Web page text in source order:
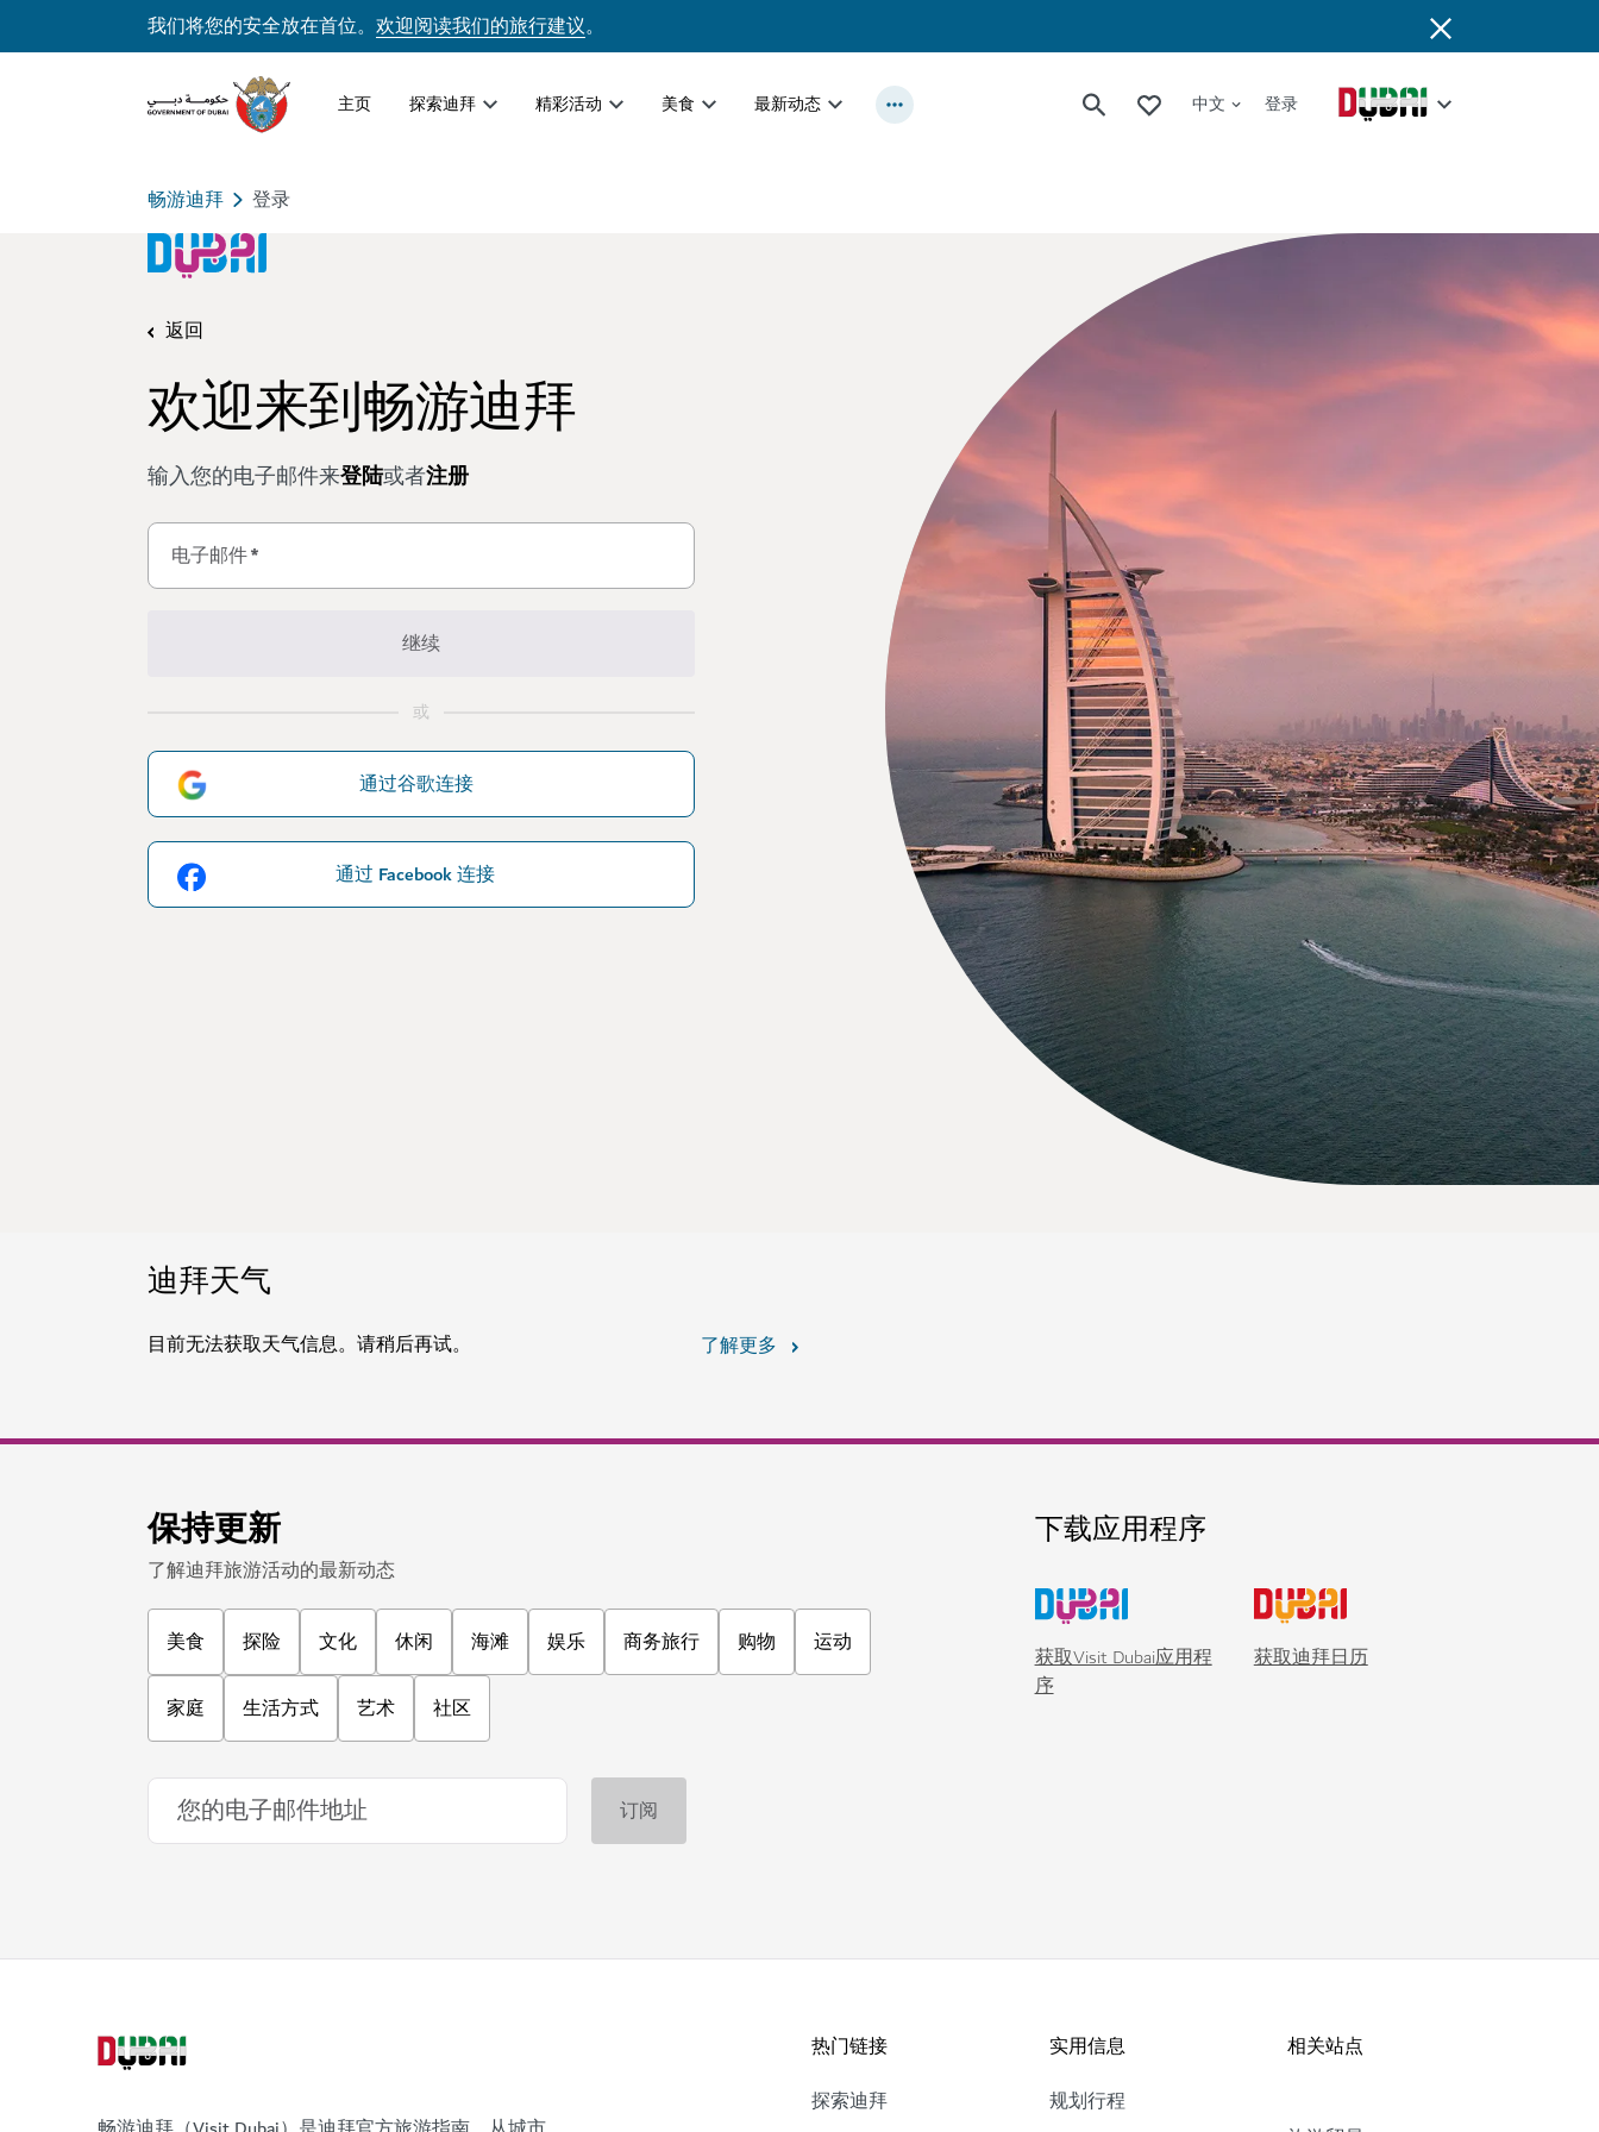
我们将您的安全放在首位。 欢迎阅读我们的旅行建议。
主页 探索迪拜 精彩活动 美食 最新动态 中文 登录
畅游迪拜 登录
返回
欢迎来到畅游迪拜
输入您的电子邮件来登陆或者注册
电子邮件*
继续
或
通过谷歌连接
通过 Facebook 连接
迪拜天气
目前无法获取天气信息。请稍后再试。 了解更多
保持更新
了解迪拜旅游活动的最新动态
美食 探险 文化 休闲 海滩 娱乐 商务旅行 购物 运动
家庭 生活方式 艺术 社区
下载应用程序
获取Visit Dubai应用程
序
获取迪拜日历
热门链接
探索迪拜
实用信息
规划行程
相关站点